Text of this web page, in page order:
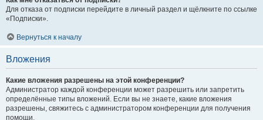
Для отказа от подписки перейдите в личный раздел и щёлкните по ссылке
«Подписки».
Вернуться к началу
Вложения
Какие вложения разрешены на этой конференции?
Администратор каждой конференции может разрешить или запретить
определённые типы вложений. Если вы не знаете, какие вложения
разрешены, свяжитесь с администратором конференции для получения
помощи.